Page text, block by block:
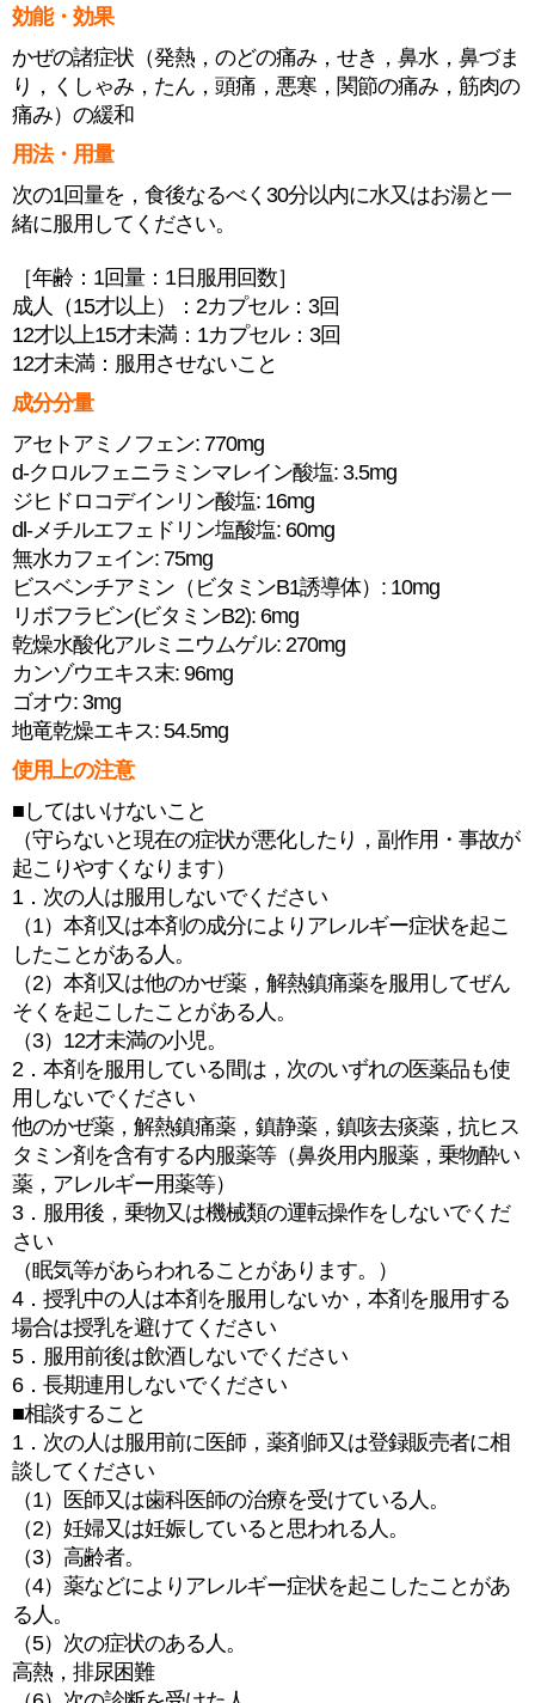
効能・効果
かぜの諸症状（発熱，のどの痛み，せき，鼻水，鼻づま
り，くしゃみ，たん，頭痛，悪寒，関節の痛み，筋肉の
痛み）の緩和
用法・用量
次の1回量を，食後なるべく30分以内に水又はお湯と一
緒に服用してください。
［年齢：1回量：1日服用回数］
成人（15才以上）：2カプセル：3回
12才以上15才未満：1カプセル：3回
12才未満：服用させないこと
成分分量
アセトアミノフェン: 770mg
d-クロルフェニラミンマレイン酸塩: 3.5mg
ジヒドロコデインリン酸塩: 16mg
dl-メチルエフェドリン塩酸塩: 60mg
無水カフェイン: 75mg
ビスベンチアミン（ビタミンB1誘導体）: 10mg
リボフラビン(ビタミンB2): 6mg
乾燥水酸化アルミニウムゲル: 270mg
カンゾウエキス末: 96mg
ゴオウ: 3mg
地竜乾燥エキス: 54.5mg
使用上の注意
■してはいけないこと
（守らないと現在の症状が悪化したり，副作用・事故が
起こりやすくなります）
1．次の人は服用しないでください
（1）本剤又は本剤の成分によりアレルギー症状を起こ
したことがある人。
（2）本剤又は他のかぜ薬，解熱鎮痛薬を服用してぜん
そくを起こしたことがある人。
（3）12才未満の小児。
2．本剤を服用している間は，次のいずれの医薬品も使
用しないでください
他のかぜ薬，解熱鎮痛薬，鎮静薬，鎮咳去痰薬，抗ヒス
タミン剤を含有する内服薬等（鼻炎用内服薬，乗物酔い
薬，アレルギー用薬等）
3．服用後，乗物又は機械類の運転操作をしないでくだ
さい
（眠気等があらわれることがあります。）
4．授乳中の人は本剤を服用しないか，本剤を服用する
場合は授乳を避けてください
5．服用前後は飲酒しないでください
6．長期連用しないでください
■相談すること
1．次の人は服用前に医師，薬剤師又は登録販売者に相
談してください
（1）医師又は歯科医師の治療を受けている人。
（2）妊婦又は妊娠していると思われる人。
（3）高齢者。
（4）薬などによりアレルギー症状を起こしたことがあ
る人。
（5）次の症状のある人。
高熱，排尿困難